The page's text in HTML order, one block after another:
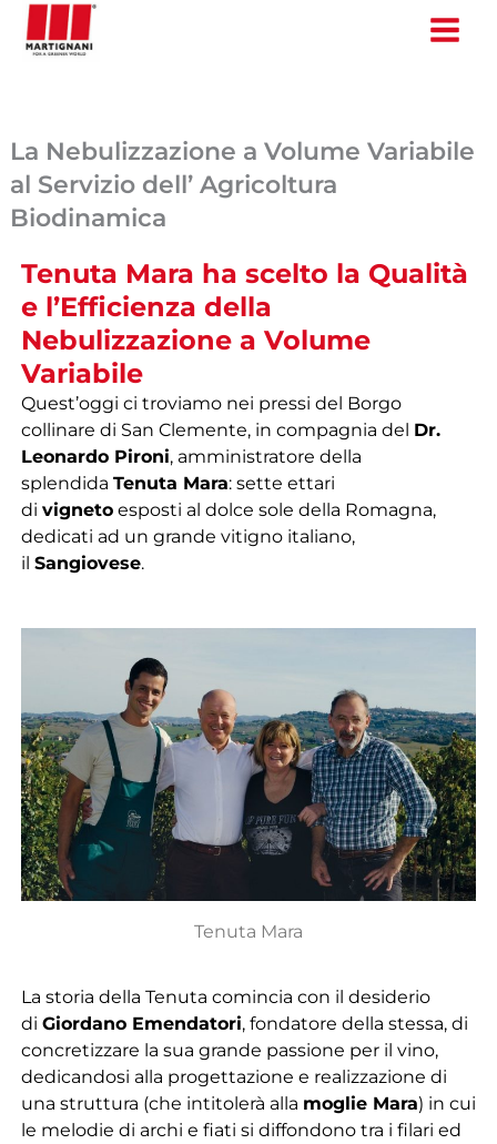
La Nebulizzazione a Volume Variabile
al Servizio dell’ Agricoltura
Biodinamica
Tenuta Mara ha scelto la Qualità
e l’Efficienza della
Nebulizzazione a Volume
Variabile
Quest’oggi ci troviamo nei pressi del Borgo
collinare di San Clemente, in compagnia del Dr.
Leonardo Pironi, amministratore della
splendida Tenuta Mara: sette ettari
di vignetoesposti al dolce sole della Romagna,
dedicati ad un grande vitigno italiano,
il Sangiovese.
Tenuta Mara
La storia della Tenuta comincia con il desiderio
di Giordano Emendatori, fondatore della stessa, di
concretizzare la sua grande passione per il vino,
dedicandosi alla progettazione e realizzazione di
una struttura (che intitolerà alla moglie Mara) in cui
le melodie di archi e fiati si diffondono tra i filari ed